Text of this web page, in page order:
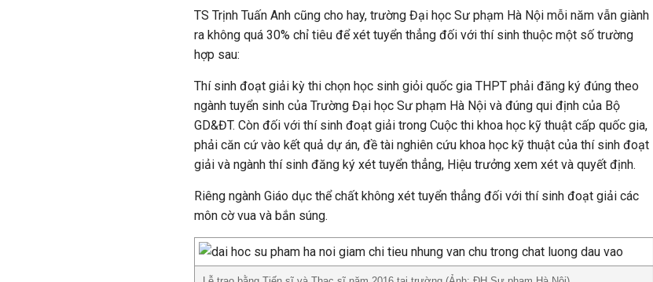
TS Trịnh Tuấn Anh cũng cho hay, trường Đại học Sư phạm Hà Nội mỗi năm vẫn giành
ra không quá 30% chỉ tiêu để xét tuyển thẳng đối với thí sinh thuộc một số trường
hợp sau:
Thí sinh đoạt giải kỳ thi chọn học sinh giỏi quốc gia THPT phải đăng ký đúng theo
ngành tuyển sinh của Trường Đại học Sư phạm Hà Nội và đúng qui định của Bộ
GD&ĐT. Còn đối với thí sinh đoạt giải trong Cuộc thi khoa học kỹ thuật cấp quốc gia,
phải căn cứ vào kết quả dự án, đề tài nghiên cứu khoa học kỹ thuật của thí sinh đoạt
giải và ngành thí sinh đăng ký xét tuyển thẳng, Hiệu trưởng xem xét và quyết định.
Riêng ngành Giáo dục thể chất không xét tuyển thẳng đối với thí sinh đoạt giải các
môn cờ vua và bắn súng.